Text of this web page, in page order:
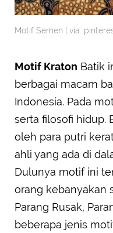
Motif Semen | via:
Motif Kraton Batik
berbagai macam
Indonesia. Pada
serta filosofi hidup.
oleh para putri
ahli yang ada di
Dulunya motif ini
orang kebanyakan
Parang Rusak,
beberapa jenis